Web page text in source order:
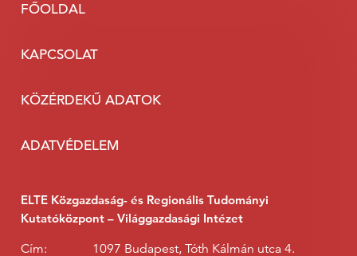
FŐOLDAL
KAPCSOLAT
KÖZÉRDEKŰ ADATOK
ADATVÉDELEM
ELTE Közgazdaság- és Regionális Tudományi
Kutatóközpont – Világgazdasági Intézet
Cím: 1097 Budapest, Tóth Kálmán utca 4.